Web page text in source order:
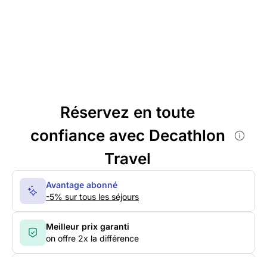
Réservez en toute
confiance avec Decathlon
Travel
Avantage abonné
-5% sur tous les séjours
Meilleur prix garanti
on offre 2x la différence